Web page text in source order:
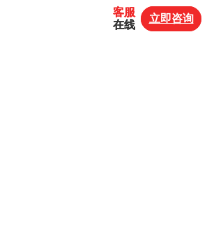
客服
在线
立即咨询
客服
在线
立即咨询